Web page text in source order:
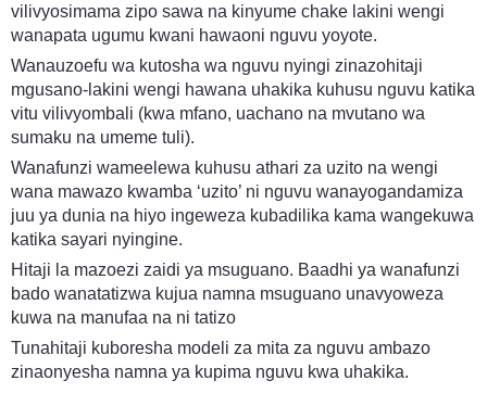
vilivyosimama zipo sawa na kinyume chake lakini wengi
wanapata ugumu kwani hawaoni nguvu yoyote.
Wanauzoefu wa kutosha wa nguvu nyingi zinazohitaji
mgusano-lakini wengi hawana uhakika kuhusu nguvu katika
vitu vilivyombali (kwa mfano, uachano na mvutano wa
sumaku na umeme tuli).
Wanafunzi wameelewa kuhusu athari za uzito na wengi
wana mawazo kwamba ‘uzito’ ni nguvu wanayogandamiza
juu ya dunia na hiyo ingeweza kubadilika kama wangekuwa
katika sayari nyingine.
Hitaji la mazoezi zaidi ya msuguano. Baadhi ya wanafunzi
bado wanatatizwa kujua namna msuguano unavyoweza
kuwa na manufaa na ni tatizo
Tunahitaji kuboresha modeli za mita za nguvu ambazo
zinaonyesha namna ya kupima nguvu kwa uhakika.